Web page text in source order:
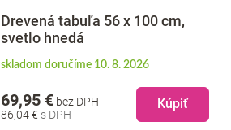
Drevená tabuľa 56 x 100 cm,
svetlo hnedá
skladom doručíme 10. 8. 2026
86,04 €
69,95 € bez DPH Kúpiť